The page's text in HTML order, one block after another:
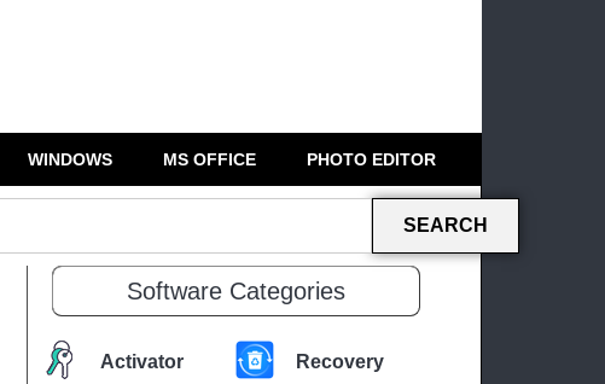
WINDOWS MS OFFICE PHOTO EDITOR
SEARCH
Software Categories
Activator Recovery